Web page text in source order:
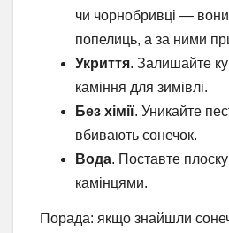
чи чорнобривці —
попелиць, а за ними
Укриття. Залишайте
каміння для зимівлі.
Без хімії. Уникайте
вбивають сонечок.
Вода. Поставте
камінцями.
Порада: якщо знайшли